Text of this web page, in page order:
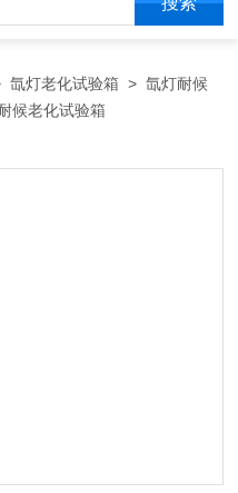
汽老化试验机、跌落试验机、
耐磨擦试验机、工业烘烤箱
氙灯老化试验箱 >氙灯耐候
候老化试验箱